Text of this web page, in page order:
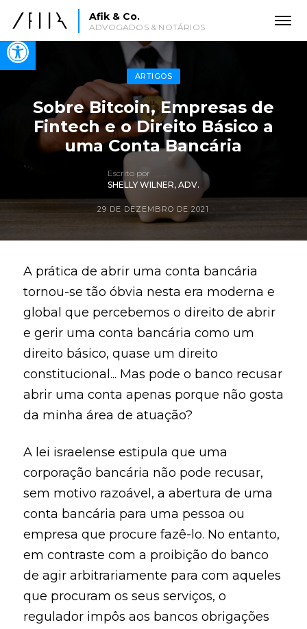
Open toolbar
Afik & Co.
ADVOGADOS & NOTÁRIOS
ARTIGOS
Sobre Bitcoin, Empresas de
Fintech e o Direito Básico a
uma Conta Bancária
Escrito por
SHELLY WILNER, ADV.
29 DE DEZEMBRO DE 2021
A prática de abrir uma conta bancária
tornou-se tão óbvia nesta era moderna e
global que percebemos o direito de abrir
e gerir uma conta bancária como um
direito básico, quase um direito
constitucional... Mas pode o banco recusar
abrir uma conta apenas porque não gosta
da minha área de atuação?
A lei israelense estipula que uma
corporação bancária não pode recusar,
sem motivo razoável, a abertura de uma
conta bancária para uma pessoa ou
empresa que procure fazê-lo. No entanto,
em contraste com a proibição do banco
de agir arbitrariamente para com aqueles
que procuram os seus serviços, o
regulador impôs aos bancos obrigações